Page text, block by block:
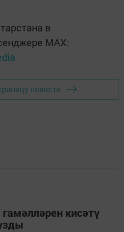
в
MАХ:
новости
кисәтү